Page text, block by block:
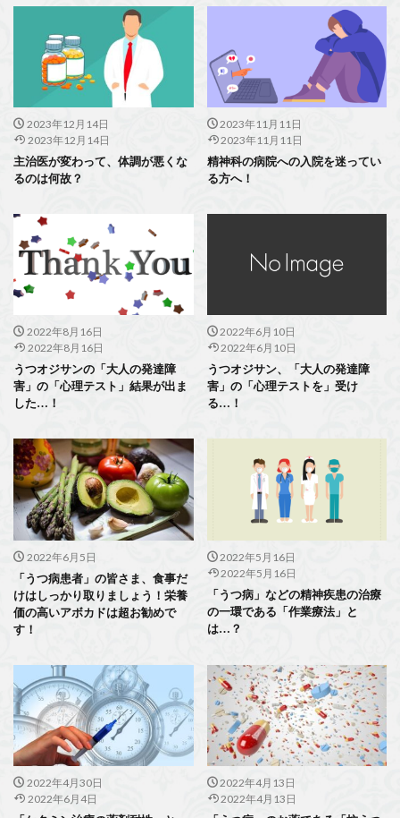
2023年12月14日
2023年12月14日
主治医が変わって、体調が悪くな
るのは何故？
2023年11月11日
2023年11月11日
精神科の病院への入院を迷ってい
る方へ！
2022年8月16日
2022年8月16日
うつオジサンの「大人の発達障
害」の「心理テスト」結果が出ま
した…！
2022年6月10日
2022年6月10日
うつオジサン、「大人の発達障
害」の「心理テストを」受け
る…！
2022年6月5日
「うつ病患者」の皆さま、食事だ
けはしっかり取りましょう！栄養
価の高いアボカドは超お勧めで
す！
2022年5月16日
2022年5月16日
「うつ病」などの精神疾患の治療
の一環である「作業療法」と
は…？
2022年4月30日
2022年6月4日
2022年4月13日
2022年4月13日